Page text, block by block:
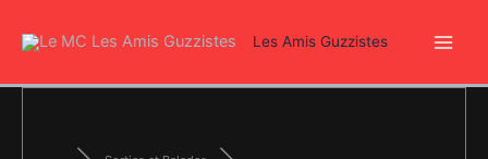
Les Amis Guzzistes